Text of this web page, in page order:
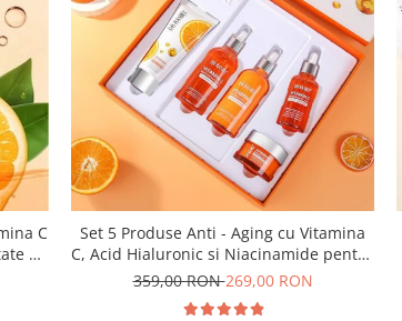
C
1
C
Set 5 Produse Anti - Aging cu Vitamina
C, Acid Hialuronic si Niacinamide pentru
Luminozitate - Dr. Rashel Skin Care
359,00 RON269,00 RON